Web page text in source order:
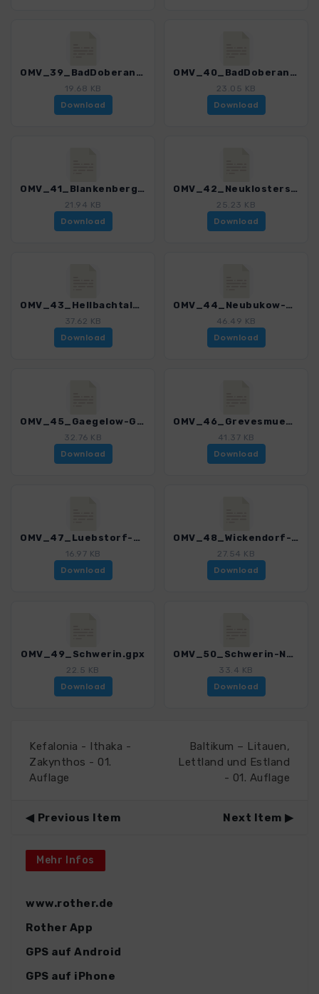
OMV_39_BadDoberan-Kellerswald.gpx
19.68 KB
Download
OMV_40_BadDoberan-Quellental-Glashagen.gpx
23.05 KB
Download
OMV_41_Blankenberg-Radebachtal-Warin.gpx
21.94 KB
Download
OMV_42_Neuklostersee.gpx
25.23 KB
Download
OMV_43_Hellbachtal_bei_Neubukow.gpx
37.62 KB
Download
OMV_44_Neubukow-Hornstorf_Via_Baltica.gpx
46.49 KB
Download
OMV_45_Gaegelow-Grevesmuehlen_Via_Baltica.gpx
32.76 KB
Download
OMV_46_Grevesmuehlen-Schoenberg_Via_Baltica.gpx
41.37 KB
Download
OMV_47_Luebstorf-SchwerinerSee.gpx
16.97 KB
Download
OMV_48_Wickendorf-BadKleinen.gpx
27.54 KB
Download
OMV_49_Schwerin.gpx
22.5 KB
Download
OMV_50_Schwerin-NeumuehlerSee.gpx
33.4 KB
Download
Kefalonia - Ithaka -
Zakynthos - 01.
Auflage
Baltikum – Litauen,
Lettland und Estland
- 01. Auflage
Previous Item Next Item
Mehr Infos
www.rother.de
Rother App
GPS auf Android
GPS auf iPhone